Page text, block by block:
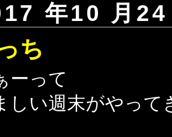
年10 月
ち
ーって
しい週末がやって